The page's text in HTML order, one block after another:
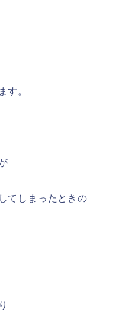
す。
てしまったときの